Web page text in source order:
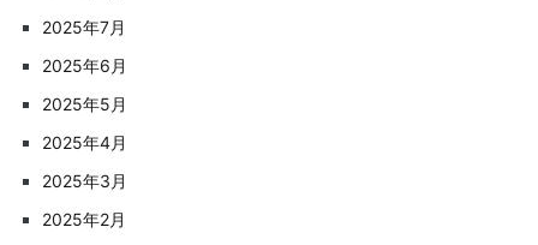
2025年7月
2025年6月
2025年5月
2025年4月
2025年3月
2025年2月